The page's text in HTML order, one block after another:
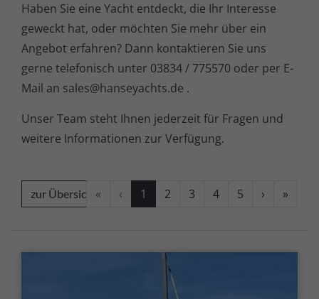
Haben Sie eine Yacht entdeckt, die Ihr Interesse
geweckt hat, oder möchten Sie mehr über ein
Angebot erfahren? Dann kontaktieren Sie uns
gerne telefonisch unter 03834 / 775570 oder per E-
Mail an sales@hanseyachts.de .
Unser Team steht Ihnen jederzeit für Fragen und
weitere Informationen zur Verfügung.
zur Übersicht« ‹ 1 2 3 4 5 › »